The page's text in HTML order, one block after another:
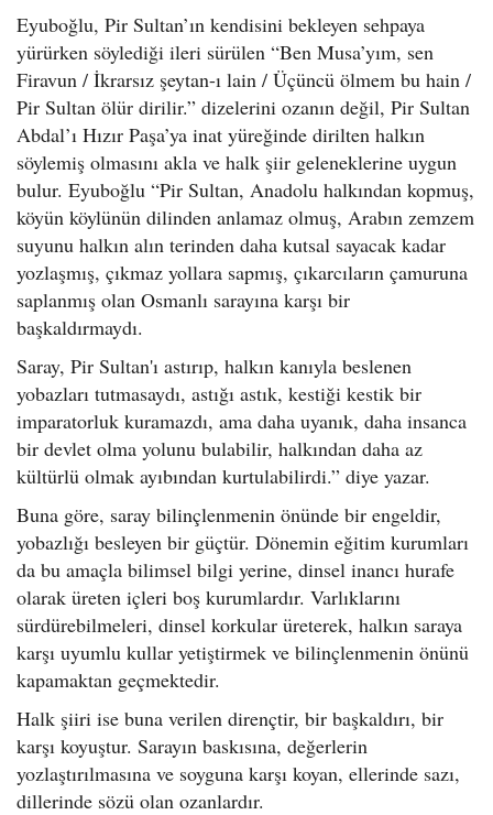
Eyuboğlu, Pir Sultan’ın kendisini bekleyen sehpaya
yürürken söylediği ileri sürülen “Ben Musa’yım, sen
Firavun / İkrarsız şeytan-ı lain / Üçüncü ölmem bu hain /
Pir Sultan ölür dirilir.” dizelerini ozanın değil, Pir Sultan
Abdal’ı Hızır Paşa’ya inat yüreğinde dirilten halkın
söylemiş olmasını akla ve halk şiir geleneklerine uygun
bulur. Eyuboğlu “Pir Sultan, Anadolu halkından kopmuş,
köyün köylünün dilinden anlamaz olmuş, Arabın zemzem
suyunu halkın alın terinden daha kutsal sayacak kadar
yozlaşmış, çıkmaz yollara sapmış, çıkarcıların çamuruna
saplanmış olan Osmanlı sarayına karşı bir
başkaldırmaydı.
Saray, Pir Sultan'ı astırıp, halkın kanıyla beslenen
yobazları tutmasaydı, astığı astık, kestiği kestik bir
imparatorluk kuramazdı, ama daha uyanık, daha insanca
bir devlet olma yolunu bulabilir, halkından daha az
kültürlü olmak ayıbından kurtulabilirdi.” diye yazar.
Buna göre, saray bilinçlenmenin önünde bir engeldir,
yobazlığı besleyen bir güçtür. Dönemin eğitim kurumları
da bu amaçla bilimsel bilgi yerine, dinsel inancı hurafe
olarak üreten içleri boş kurumlardır. Varlıklarını
sürdürebilmeleri, dinsel korkular üreterek, halkın saraya
karşı uyumlu kullar yetiştirmek ve bilinçlenmenin önünü
kapamaktan geçmektedir.
Halk şiiri ise buna verilen dirençtir, bir başkaldırı, bir
karşı koyuştur. Sarayın baskısına, değerlerin
yozlaştırılmasına ve soyguna karşı koyan, ellerinde sazı,
dillerinde sözü olan ozanlardır.